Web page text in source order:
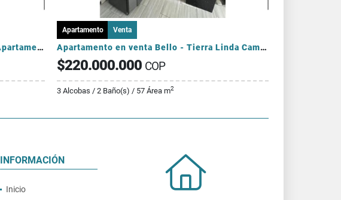
¡OPORTUNIDAD! Cesión de Derechos Apartamento tipo Loft en La Ceja
Apartamento Venta
Apartamento en venta Bello - Tierra Linda Campestre
$220.000.000 COP
3 Alcobas / 2 Baño(s) / 57 Área m2
INFORMACIÓN
Inicio